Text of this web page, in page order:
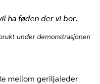
ha føden der vi bor.
under demonstrasjonen
mellom geriljaleder